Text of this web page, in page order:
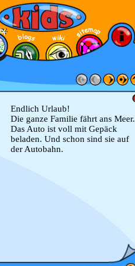
Endlich Urlaub!
Die ganze Familie fährt ans Meer.
Das Auto ist voll mit Gepäck
beladen. Und schon sind sie auf
der Autobahn.